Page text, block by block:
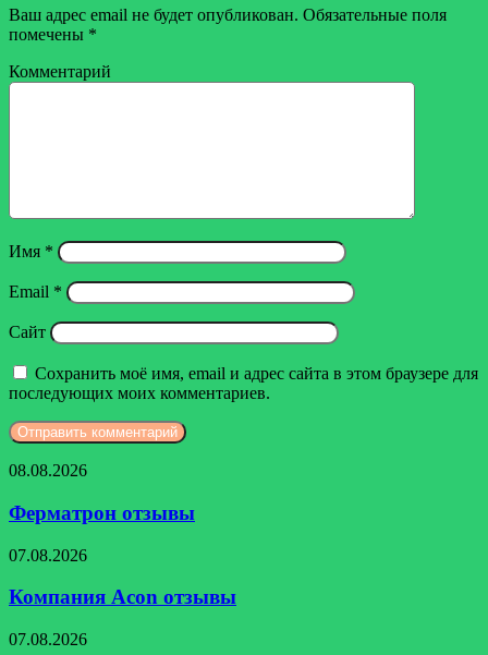
Ваш адрес email не будет опубликован. Обязательные поля
помечены *
Комментарий
Имя *
Email *
Сайт
Сохранить моё имя, email и адрес сайта в этом браузере для
последующих моих комментариев.
Ферматрон
08.08.2026
Ферматрон отзывы
Компания
отзывы
07.08.2026
Компания Acon отзывы
Компания
07.08.2026